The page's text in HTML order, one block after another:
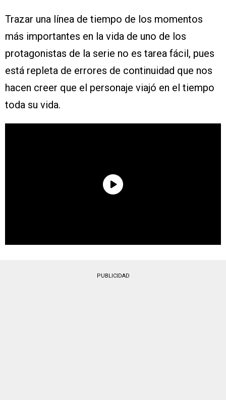
Trazar una línea de tiempo de los momentos
más importantes en la vida de uno de los
protagonistas de la serie no es tarea fácil, pues
está repleta de errores de continuidad que nos
hacen creer que el personaje viajó en el tiempo
toda su vida.
PUBLICIDAD